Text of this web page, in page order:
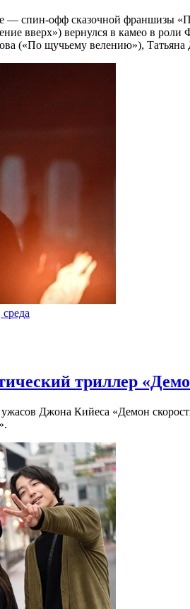
— спин-офф сказочной франшизы
вверх») вернулся в камео в
(«По щучьему велению»),
среда
триллер
Джона Кийеса «Демон